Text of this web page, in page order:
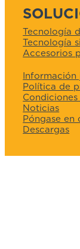
Tecnología
Tecnología
Accesorios
Información
Política de
Noticias
Póngase
Descargas